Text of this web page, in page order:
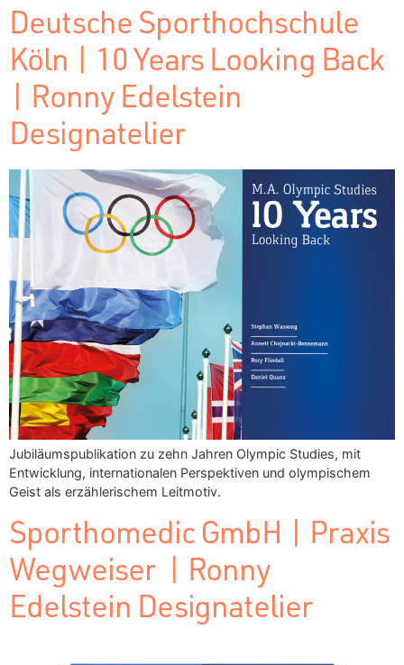
Deutsche Sporthochschule
Köln | 10 Years Looking Back
| Ronny Edelstein
Designatelier
Jubiläumspublikation zu zehn Jahren Olympic Studies, mit
Entwicklung, internationalen Perspektiven und olympischem
Geist als erzählerischem Leitmotiv.
Sporthomedic GmbH | Praxis
Wegweiser | Ronny
Edelstein Designatelier